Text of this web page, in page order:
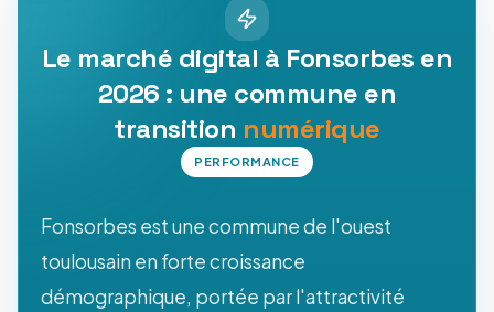
Le marché digital à Fonsorbes en
2026 : une commune en
transition numérique
PERFORMANCE
Fonsorbes est une commune de l'ouest
toulousain en forte croissance
démographique, portée par l'attractivité